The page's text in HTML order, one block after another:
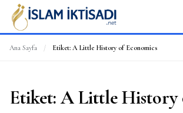
Ana Sayfa / Etiket: A Little History of Economics
Etiket:A Little History